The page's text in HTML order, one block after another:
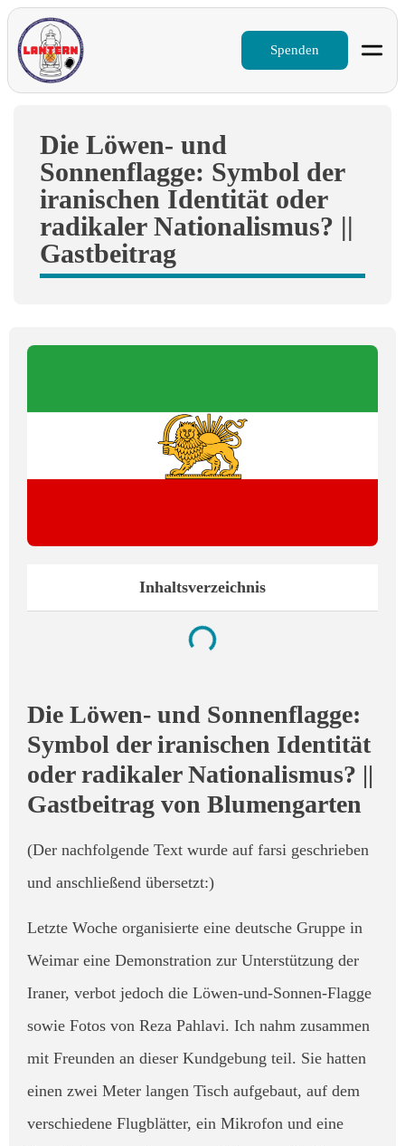
Spenden
Die Löwen- und
Sonnenflagge: Symbol der
iranischen Identität oder
radikaler Nationalismus? ||
Gastbeitrag
Inhaltsverzeichnis
Die Löwen- und Sonnenflagge:
Symbol der iranischen Identität
oder radikaler Nationalismus? ||
Gastbeitrag von Blumengarten
(Der nachfolgende Text wurde auf farsi geschrieben
und anschließend übersetzt:)
Letzte Woche organisierte eine deutsche Gruppe in
Weimar eine Demonstration zur Unterstützung der
Iraner, verbot jedoch die Löwen-und-Sonnen-Flagge
sowie Fotos von Reza Pahlavi. ​Ich nahm zusammen
mit Freunden an dieser Kundgebung teil. Sie hatten
einen zwei Meter langen Tisch aufgebaut, auf dem
verschiedene Flugblätter, ein Mikrofon und eine